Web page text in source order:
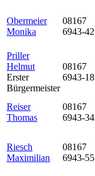
Obermeier
Monika
08167
6943-42
Priller
Helmut
Erster
Bürgermeister
08167
6943-18
Reiser
Thomas
08167
6943-34
Riesch
Maximilian
08167
6943-55